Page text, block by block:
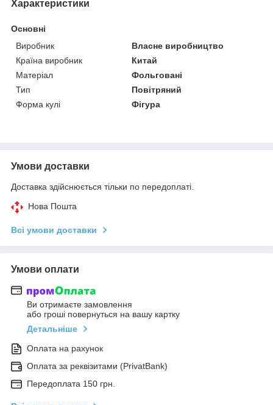
Характеристики
Основні
Виробник
Власне виробництво
Країна виробник
Китай
Матеріал
Фольговані
Тип
Повітряний
Форма кулі
Фігура
Умови доставки
Доставка здійснюється тільки по передоплаті.
Нова Пошта
Всі умови доставки
Умови оплати
Ви отримаєте замовлення
або гроші повернуться на вашу картку
Детальніше
Оплата на рахунок
Оплата за реквізитами (PrivatBank)
Передоплата 150 грн.